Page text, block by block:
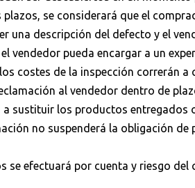
plazos, se considerará que el
una descripción del defecto y el
vendedor pueda encargar a un
costes de la inspección correrán
al vendedor dentro de
sustituir los productos entregados
no suspenderá la obligación
se efectuará por cuenta y riesgo